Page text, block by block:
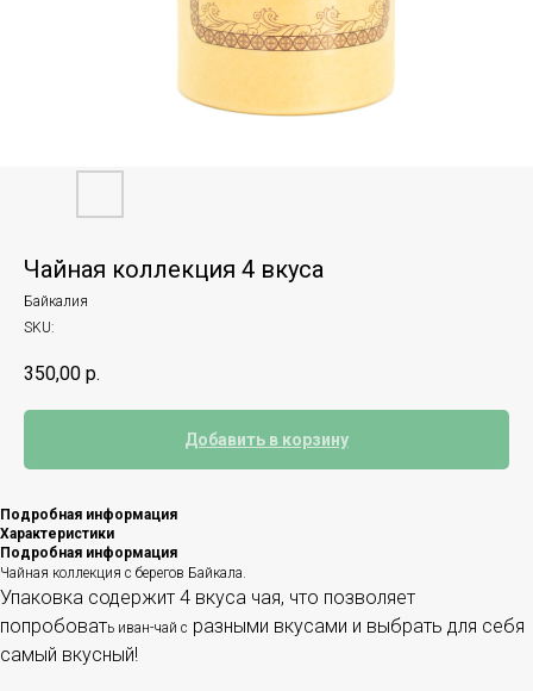
Чайная коллекция 4 вкуса
Байкалия
SKU:
350,00 р.
Добавить в корзину
Подробная информация
Характеристики
Подробная информация
Чайная коллекция с берегов Байкала.
Упаковка содержит 4 вкуса чая, что позволяет
попробовать иван-чай с разными вкусами и выбрать для себя
самый вкусный!